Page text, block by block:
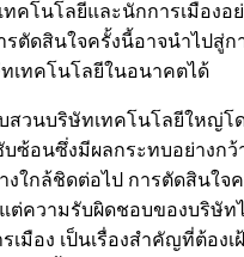
ทคโนโลยีและนักการเมืองอ
ตัดสินใจครั้งนี้อาจนำไปสู่ก
เทคโนโลยีในอนาคตได้
สวนบริษัทเทคโนโลยีใหญ่โ
บซ้อนซึ่งมีผลกระทบอย่างกว้
งใกล้ชิดต่อไป การตัดสินใจ
ต่ความรับผิดชอบของบริษัท
เมือง เป็นเรื่องสำคัญที่ต้องเ